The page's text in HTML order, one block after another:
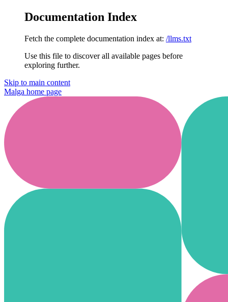
Documentation Index
Fetch the complete documentation index at: /llms.txt
Use this file to discover all available pages before
exploring further.
Skip to main content
Malga home page